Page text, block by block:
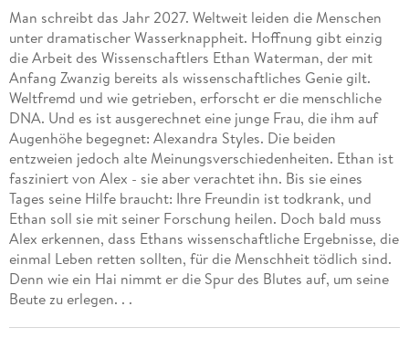
Man schreibt das Jahr 2027. Weltweit leiden die Menschen
unter dramatischer Wasserknappheit. Hoffnung gibt einzig
die Arbeit des Wissenschaftlers Ethan Waterman, der mit
Anfang Zwanzig bereits als wissenschaftliches Genie gilt.
Weltfremd und wie getrieben, erforscht er die menschliche
DNA. Und es ist ausgerechnet eine junge Frau, die ihm auf
Augenhöhe begegnet: Alexandra Styles. Die beiden
entzweien jedoch alte Meinungsverschiedenheiten. Ethan ist
fasziniert von Alex - sie aber verachtet ihn. Bis sie eines
Tages seine Hilfe braucht: Ihre Freundin ist todkrank, und
Ethan soll sie mit seiner Forschung heilen. Doch bald muss
Alex erkennen, dass Ethans wissenschaftliche Ergebnisse, die
einmal Leben retten sollten, für die Menschheit tödlich sind.
Denn wie ein Hai nimmt er die Spur des Blutes auf, um seine
Beute zu erlegen. . .